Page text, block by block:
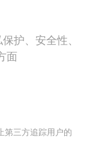
护、安全性、
面
第三方追踪用户的